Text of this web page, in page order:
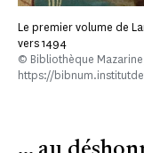
Le premier volume de
vers 1494
© Bibliothèque
https://